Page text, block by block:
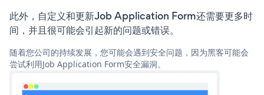
此外，自定义和更新Job Application Form还需要更多时
间，并且很可能会引起新的问题或错误。
随着您公司的持续发展，您可能会遇到安全问题，因为黑客可能会
尝试利用Job Application Form安全漏洞。